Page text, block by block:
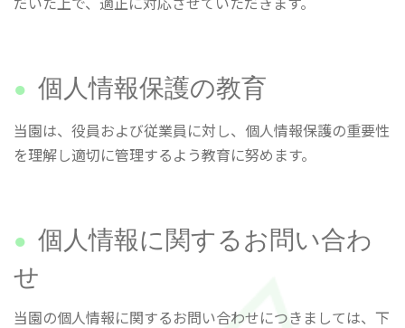
だいた上で、適正に対応させていただきます。
個人情報保護の教育
当園は、役員および従業員に対し、個人情報保護の重要性
を理解し適切に管理するよう教育に努めます。
個人情報に関するお問い合わ
せ
当園の個人情報に関するお問い合わせにつきましては、下